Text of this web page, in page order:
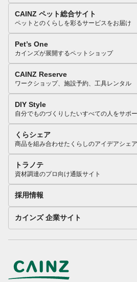
CAINZ ペット総合サイト
ペットとのくらしを彩るサービスをお届け
Pet’s One
カインズが展開するペットショップ
CAINZ Reserve
ワークショップ、施設予約、工具レンタル
DIY Style
自分でものづくりしたいすべての人をサポ
くらシェア
商品を組み合わせたくらしのアイデアシェア
トラノテ
資材調達のプロ向け通販サイト
採用情報
カインズ 企業サイト